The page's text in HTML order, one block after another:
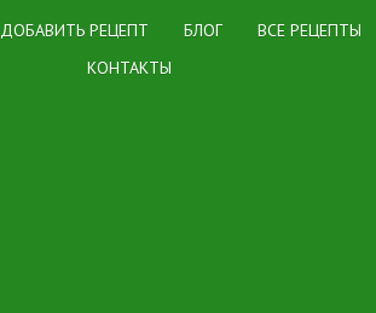
ДОБАВИТЬ РЕЦЕПТ БЛОГ
ВСЕ РЕЦЕПТЫ
КОНТАКТЫ